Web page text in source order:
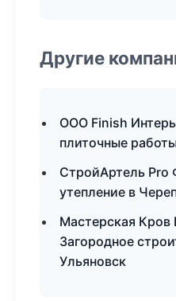
Другие
ООО Finish
плиточные
СтройАртель
утепление в
Мастерская
Загородное
Ульяновск